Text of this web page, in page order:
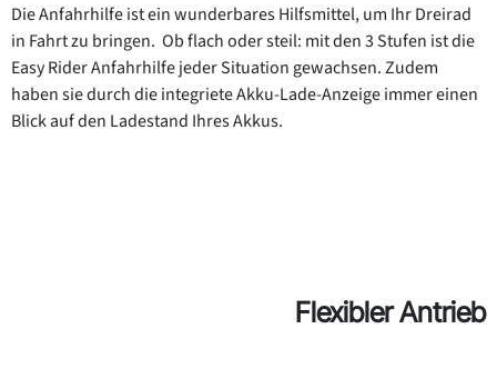
Die Anfahrhilfe ist ein wunderbares Hilfsmittel, um Ihr Dreirad
in Fahrt zu bringen. Ob flach oder steil: mit den 3 Stufen ist die
Easy Rider Anfahrhilfe jeder Situation gewachsen. Zudem
haben sie durch die integriete Akku-Lade-Anzeige immer einen
Blick auf den Ladestand Ihres Akkus.
Flexibler Antrieb